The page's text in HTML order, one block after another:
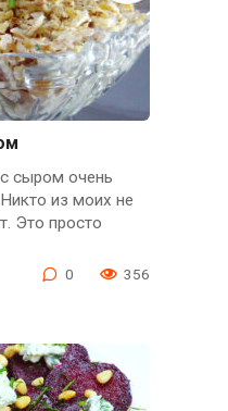
сыром очень
из моих не
Это просто
0 356